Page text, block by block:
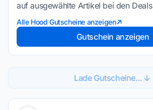
auf ausgewählte Artikel bei den Deals
Alle Hood Gutscheine anzeigen
Gutschein anzeigen
Lade Gutscheine...